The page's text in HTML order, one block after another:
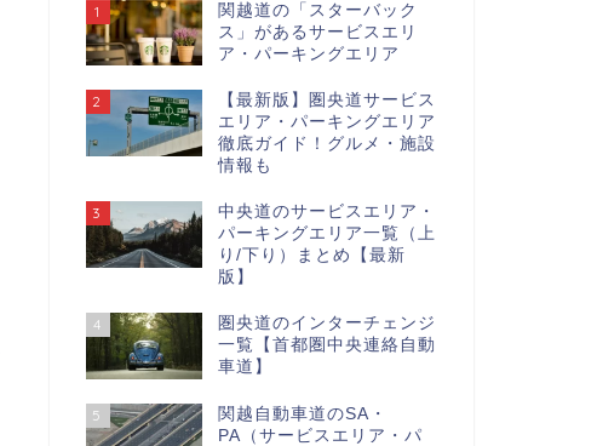
1
関越道の「スターバック
ス」があるサービスエリ
ア・パーキングエリア
2
【最新版】圏央道サービス
エリア・パーキングエリア
徹底ガイド！グルメ・施設
情報も
3
中央道のサービスエリア・
パーキングエリア一覧（上
り/下り）まとめ【最新
版】
4
圏央道のインターチェンジ
一覧【首都圏中央連絡自動
車道】
5
関越自動車道のSA・
PA（サービスエリア・パ